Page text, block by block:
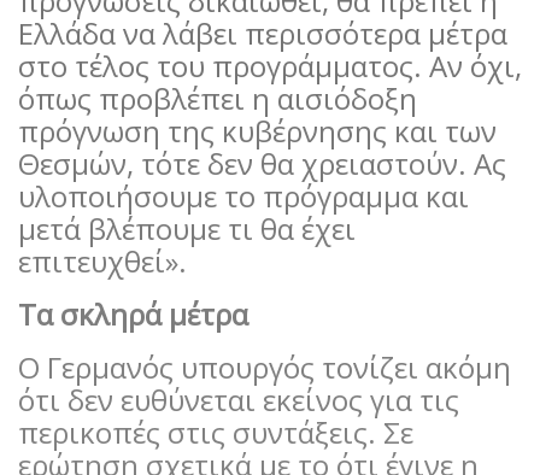
Ελλάδα να λάβει περισσότερα μέτρα
στο τέλος του προγράμματος. Αν όχι,
όπως προβλέπει η αισιόδοξη
πρόγνωση της κυβέρνησης και των
Θεσμών, τότε δεν θα χρειαστούν. Ας
υλοποιήσουμε το πρόγραμμα και
μετά βλέπουμε τι θα έχει
επιτευχθεί».
Τα σκληρά μέτρα
Ο Γερμανός υπουργός τονίζει ακόμη
ότι δεν ευθύνεται εκείνος για τις
περικοπές στις συντάξεις. Σε
ερώτηση σχετικά με το ότι έγινε η